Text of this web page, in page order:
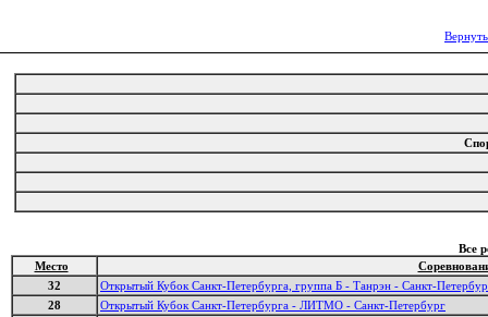
Все
Место
32
Открытый Кубок Санкт-Петербурга, группа Б - Танрэн - Санкт-
28
Открытый Кубок Санкт-Петербурга - ЛИТМО - Санкт-Петербург